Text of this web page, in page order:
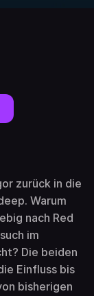
zurück in die
Warum
nach Red
im
Die beiden
Einfluss bis
bisherigen